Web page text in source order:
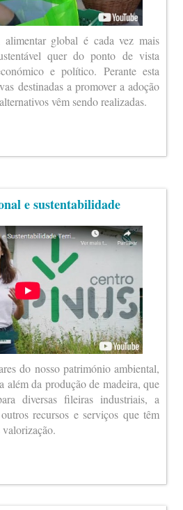
global é cada vez mais
quer do ponto de vista
e político. Perante esta
destinadas a promover a adoção
vêm sendo realizadas.
e sustentabilidade
do nosso património ambiental,
além da produção de madeira, que
diversas fileiras industriais, a
recursos e serviços que têm